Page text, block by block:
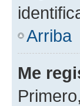
Arriba
Me